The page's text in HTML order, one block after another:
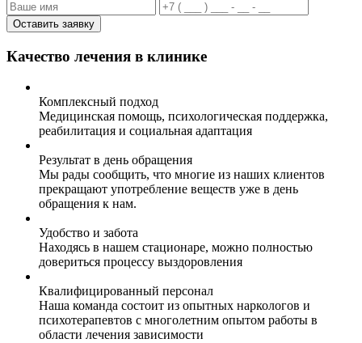
Оставить заявку
Качество лечения в клинике
Комплексный подход
Медицинская помощь, психологическая поддержка,
реабилитация и социальная адаптация
Результат в день обращения
Мы рады сообщить, что многие из наших клиентов
прекращают употребление веществ уже в день
обращения к нам.
Удобство и забота
Находясь в нашем стационаре, можно полностью
довериться процессу выздоровления
Квалифицированный персонал
Наша команда состоит из опытных наркологов и
психотерапевтов с многолетним опытом работы в
области лечения зависимости